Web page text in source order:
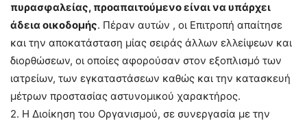
πυρασφαλείας, προαπαιτούμενο είναι να υπάρχει
άδεια οικοδομής. Πέραν αυτών , οι Επιτροπή απαίτησε
και την αποκατάσταση μίας σειράς άλλων ελλείψεων και
διορθώσεων, οι οποίες αφορούσαν στον εξοπλισμό των
ιατρείων, των εγκαταστάσεων καθώς και την κατασκευή
μέτρων προστασίας αστυνομικού χαρακτήρος.
2. Η Διοίκηση του Οργανισμού, σε συνεργασία με την